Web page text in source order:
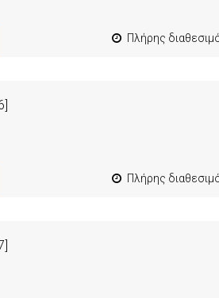
Πλήρης
Πλήρης